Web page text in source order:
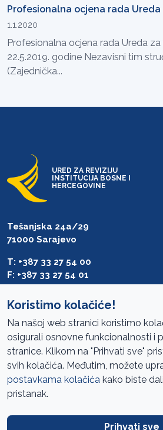
Profesionalna ocjena rada Ureda
1.1.2020
Profesionalna ocjena rada Ureda za
22.5.2019. godine Nezavisni tim
(Zajednička...
URED ZA REVIZIJU
INSTITUCIJA BOSNE I
HERCEGOVINE
Tešanjska 24a/29
71000 Sarajevo
T: +387 33 27 54 00
F: +387 33 27 54 01
Pristup informacijama
Mapa sajta
Oglasi
Koristimo kolačiće!
Na našoj web stranici koristimo
osigurali osnovne funkcionalnosti i
stranice. Klikom na "Prihvati sve"
svih kolačića. Međutim, možete
postavkama kolačića kako biste
pristanak.
Prihvati sve